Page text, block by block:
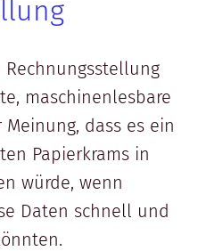
maschinenlesbare
dass es ein
Papierkrams in
würde, wenn
Daten schnell und